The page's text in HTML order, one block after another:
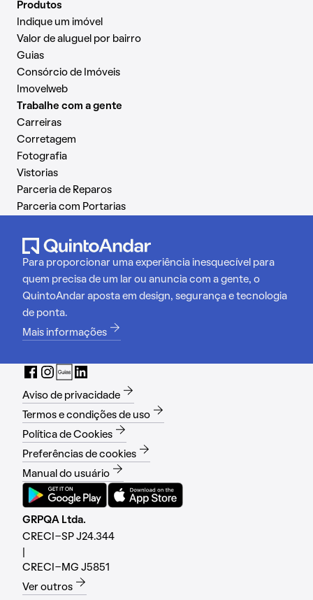
Produtos
Indique um imóvel
Valor de aluguel por bairro
Guias
Consórcio de Imóveis
Imovelweb
Trabalhe com a gente
Carreiras
Corretagem
Fotografia
Vistorias
Parceria de Reparos
Parceria com Portarias
Para proporcionar uma experiência inesquecível para
quem precisa de um lar ou anuncia com a gente, o
QuintoAndar aposta em design, segurança e tecnologia
de ponta.
Mais informações
Aviso de privacidade
Termos e condições de uso
Política de Cookies
Preferências de cookies
Manual do usuário
GRPQA Ltda.
CRECI-SP J24.344
CRECI-MG J5851
Ver outros